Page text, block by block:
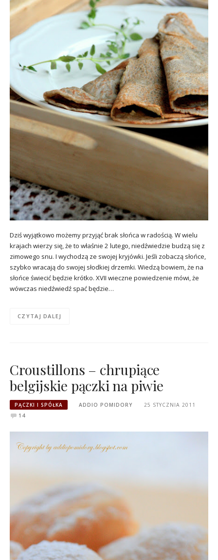
Dziś wyjątkowo możemy przyjąć brak słońca w radością. W wielu
krajach wierzy się, że to właśnie 2 lutego, niedźwiedzie budzą się z
zimowego snu. I wychodzą ze swojej kryjówki. Jeśli zobaczą słońce,
szybko wracają do swojej słodkiej drzemki. Wiedzą bowiem, że na
słońce świecić będzie krótko. XVII wieczne powiedzenie mówi, że
wówczas niedźwiedź spać będzie…
CZYTAJ DALEJ
Croustillons – chrupiące
belgijskie pączki na piwie
PĄCZKI I SPÓŁKA ADDIO POMIDORY
25 STYCZNIA 2011
14